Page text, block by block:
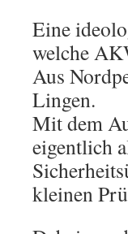
Eine
welche
Aus
Lingen.
Mit dem
eigentlich
kleinen